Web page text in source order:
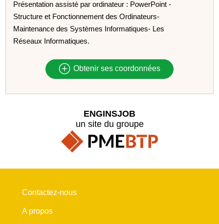
Présentation assisté par ordinateur : PowerPoint -
Structure et Fonctionnement des Ordinateurs-
Maintenance des Systèmes Informatiques- Les
Réseaux Informatiques.
Obtenir ses coordonnées
ENGINSJOB
un site du groupe
Contactez-nous
A propos